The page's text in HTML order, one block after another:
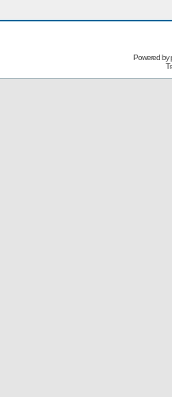
Powered by